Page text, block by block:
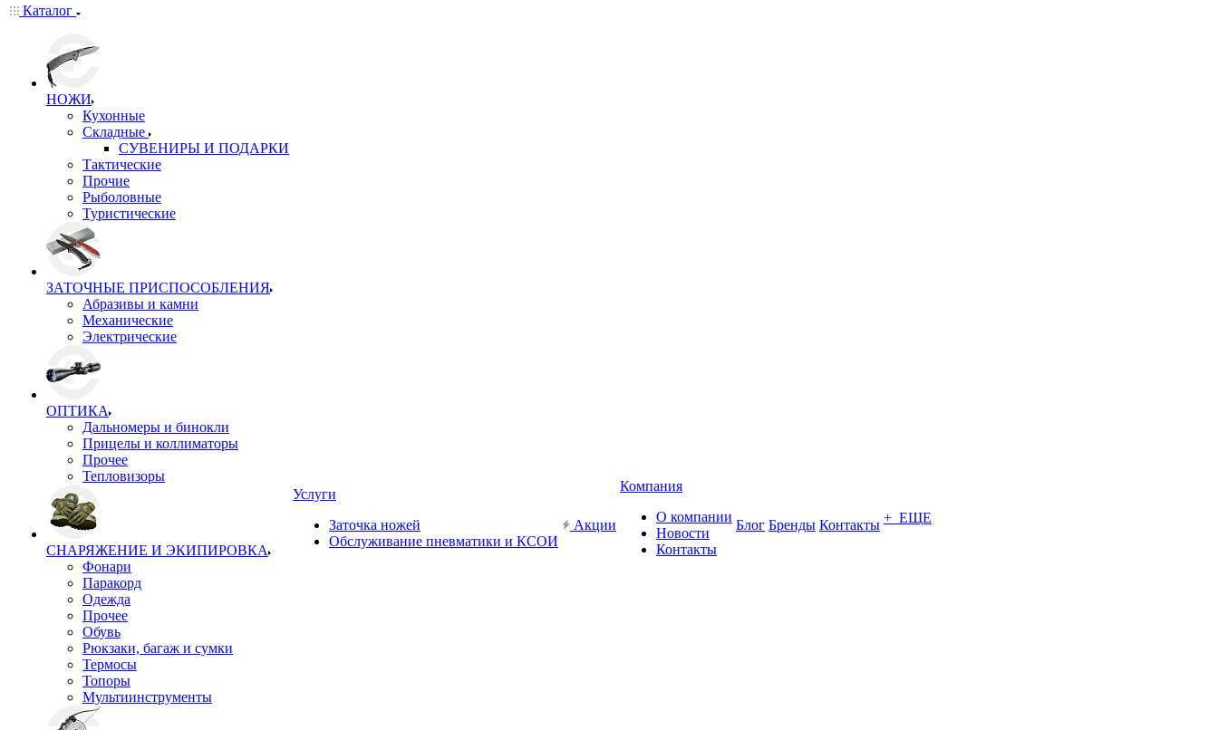
Каталог
НОЖИ
Кухонные
Складные
СУВЕНИРЫ И ПОДАРКИ
Тактические
Прочие
Рыболовные
Туристические
ЗАТОЧНЫЕ ПРИСПОСОБЛЕНИЯ
Абразивы и камни
Механические
Электрические
ОПТИКА
Дальномеры и бинокли
Прицелы и коллиматоры
Прочее
Тепловизоры
СНАРЯЖЕНИЕ И ЭКИПИРОВКА
Фонари
Паракорд
Одежда
Прочее
Обувь
Рюкзаки, багаж и сумки
Термосы
Топоры
Мультиинструменты
Услуги
Заточка ножей
Обслуживание пневматики и КСОИ
Акции
Компания
О компании
Новости
Контакты
Блог Бренды Контакты + ЕЩЕ